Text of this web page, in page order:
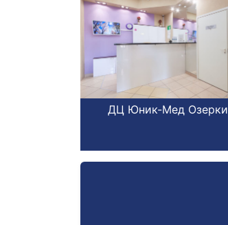
ДЦ Юник-Мед Озерки